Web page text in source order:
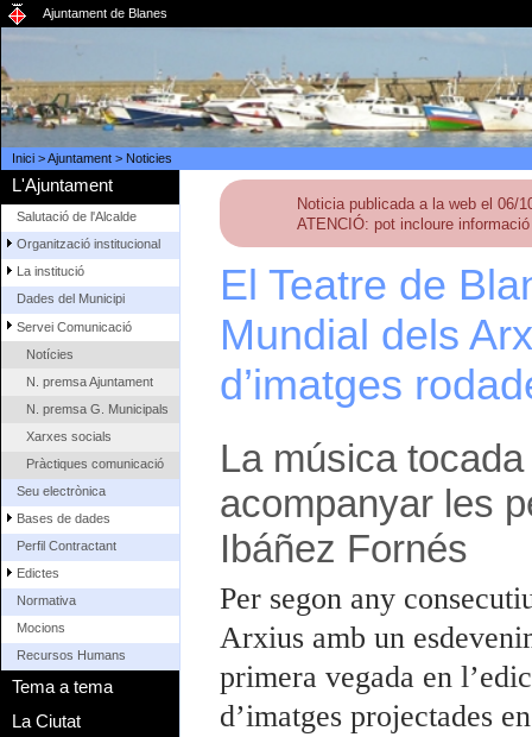
Ajuntament de Blanes
Inici>Ajuntament> Noticies
L'Ajuntament
Salutació de l'Alcalde
Organització institucional
La institució
Dades del Municipi
Servei Comunicació
Notícies
N. premsa Ajuntament
N. premsa G. Municipals
Xarxes socials
Pràctiques comunicació
Seu electrònica
Bases de dades
Perfil Contractant
Edictes
Normativa
Mocions
Recursos Humans
Tema a tema
La Ciutat
Noticia publicada a la web el 06/
ATENCIÓ: pot incloure
El Teatre de
Mundial dels
d’imatges
La música
acompanyar les
Ibáñez Fornés
Per segon any
Arxius amb un
primera vegada en
d’imatges projectades